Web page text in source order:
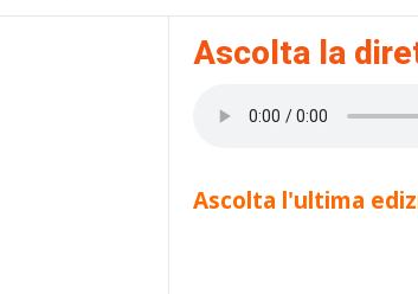
Ascolta la
Ascolta l'ultima